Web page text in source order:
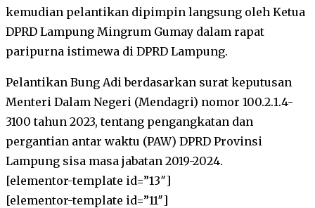
kemudian pelantikan dipimpin langsung oleh Ketua
DPRD Lampung Mingrum Gumay dalam rapat
paripurna istimewa di DPRD Lampung.
Pelantikan Bung Adi berdasarkan surat keputusan
Menteri Dalam Negeri (Mendagri) nomor 100.2.1.4-
3100 tahun 2023, tentang pengangkatan dan
pergantian antar waktu (PAW) DPRD Provinsi
Lampung sisa masa jabatan 2019-2024.
[elementor-template id=”13″]
[elementor-template id=”11″]